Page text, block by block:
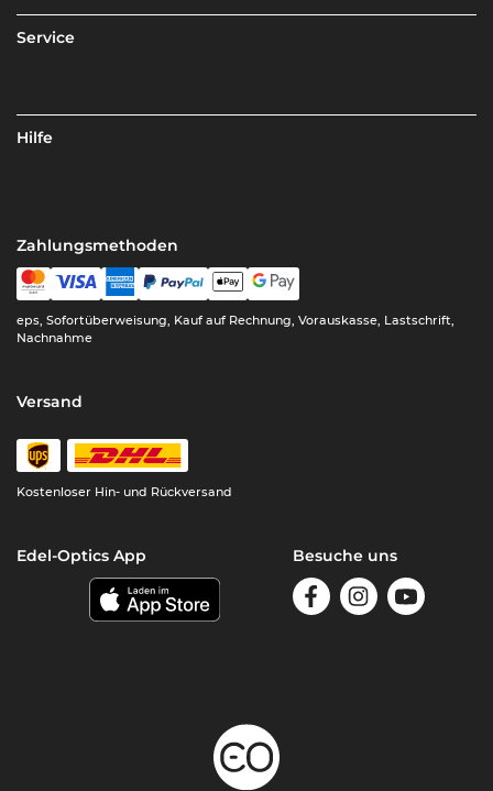
Service
Hilfe
Zahlungsmethoden
eps, Sofortüberweisung, Kauf auf Rechnung, Vorauskasse, Lastschrift,
Nachnahme
Versand
Kostenloser Hin- und Rückversand
Edel-Optics App Besuche uns